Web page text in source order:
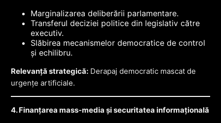
Marginalizarea deliberării parlamentare.
Transferul deciziei politice din legislativ către
executiv.
Slăbirea mecanismelor democratice de control
și echilibru.
Relevanță strategică: Derapaj democratic mascat de
urgențe artificiale.
4. Finanțarea mass-media și securitatea informațională